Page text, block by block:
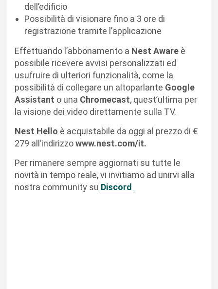
dell’edificio
Possibilità di visionare fino a 3 ore di
registrazione tramite l’applicazione
Effettuando l’abbonamento a Nest Aware è
possibile ricevere avvisi personalizzati ed
usufruire di ulteriori funzionalità, come la
possibilità di collegare un altoparlante Google
Assistant o una Chromecast, quest’ultima per
la visione dei video direttamente sulla TV.
Nest Hello è acquistabile da oggi al prezzo di €
279 all’indirizzowww.nest.com/it.
Per rimanere sempre aggiornati su tutte le
novità in tempo reale, vi invitiamo ad unirvi alla
nostra community su Discord